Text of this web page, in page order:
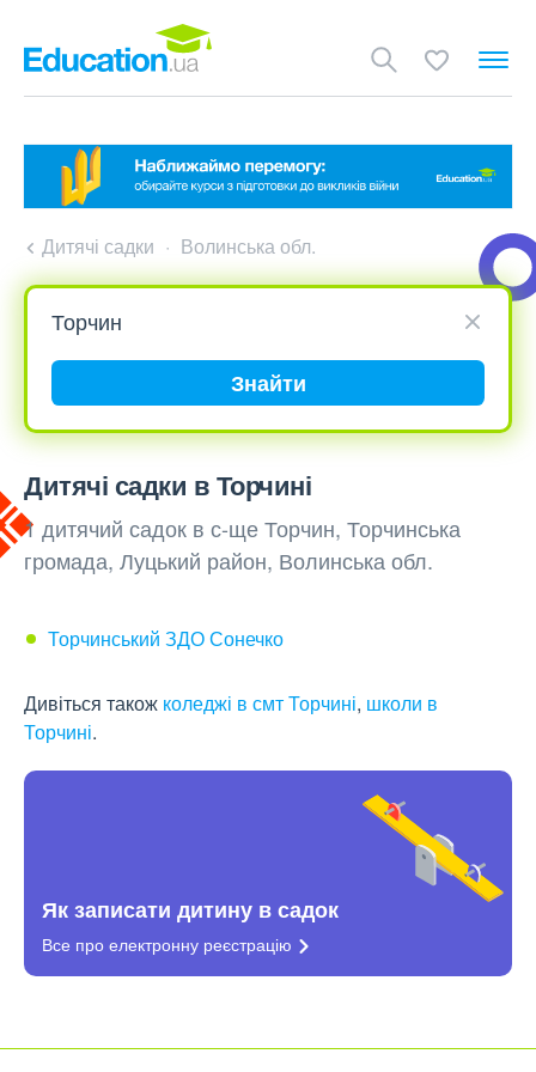
Дитячі садки Волинська обл.
Знайти
Дитячі садки в Торчині
1 дитячий садок в с-ще Торчин, Торчинська
громада, Луцький район, Волинська обл.
Торчинський ЗДО Сонечко
Дивіться також коледжі в смт Торчині, школи в
Торчині.
Як записати дитину в садок
Все про електронну реєстрацію